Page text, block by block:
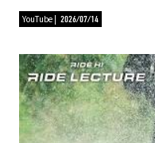
YouTube 2026/07/14